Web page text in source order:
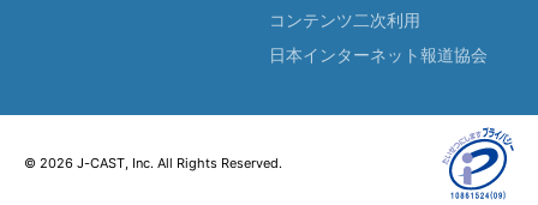
コンテンツ二次利用
日本インターネット報道協会
© 2026 J-CAST, Inc. All Rights Reserved.